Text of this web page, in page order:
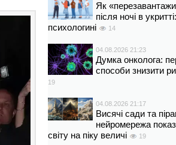
Як
після ночі в
психологині
14
04.08.2026 21:23
Думка онколога:
способи знизити
19
04.08.2026 21:17
Висячі сади та
нейромережа
світу на піку величі
19